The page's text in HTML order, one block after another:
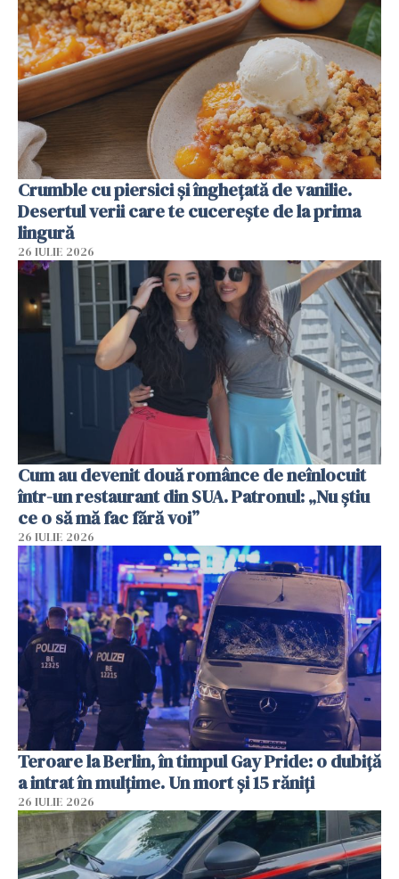
Crumble cu piersici și înghețată de vanilie.
Desertul verii care te cucerește de la prima
lingură
26 IULIE 2026
Cum au devenit două românce de neînlocuit
într-un restaurant din SUA. Patronul: „Nu știu
ce o să mă fac fără voi”
26 IULIE 2026
Teroare la Berlin, în timpul Gay Pride: o dubiță
a intrat în mulțime. Un mort și 15 răniți
26 IULIE 2026